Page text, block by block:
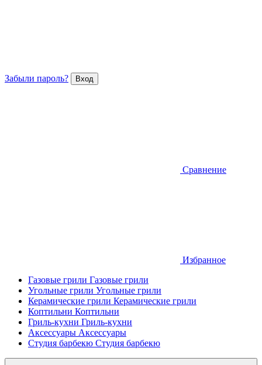
Забыли пароль?
Сравнение
Избранное
Газовые грили Газовые грили
Угольные грили Угольные грили
Керамические грили Керамические грили
Коптильни Коптильни
Гриль-кухни Гриль-кухни
Аксессуары Аксессуары
Студия барбекю Студия барбекю